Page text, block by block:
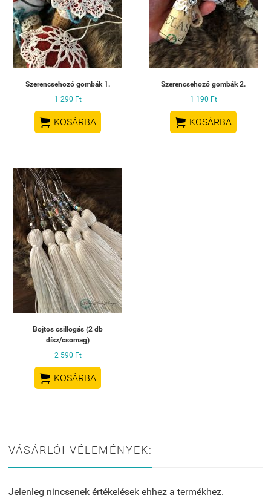
Szerencsehozó gombák 1.
1 290 Ft
 KOSÁRBA
Szerencsehozó gombák 2.
1 190 Ft
 KOSÁRBA
Bojtos csillogás (2 db
dísz/csomag)
2 590 Ft
 KOSÁRBA
VÁSÁRLÓI VÉLEMÉNYEK:
Jelenleg nincsenek értékelések ehhez a termékhez.